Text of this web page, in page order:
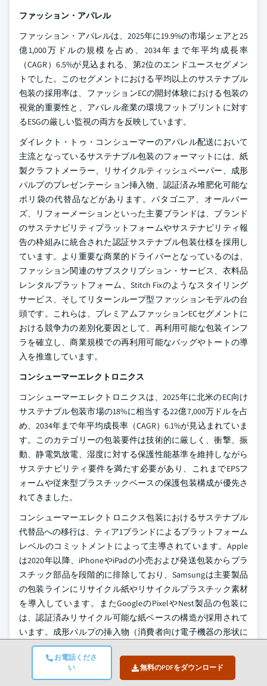
お電話くださ
い
無料のPDFをダウンロード
ファッション・アパレル
ファッション・アパレルは、2025年に19.9%の市場シェアと25
億1,000万ドルの規模を占め、2034年まで年平均成長率
（CAGR）6.5%が見込まれる、第2位のエンドユースセグメン
トでした。このセグメントにおける平均以上のサステナブル
包装の採用率は、ファッションECの開封体験における包装の
視覚的重要性と、アパレル産業の環境フットプリントに対す
るESGの厳しい監視の両方を反映しています。
ダイレクト・トゥ・コンシューマーのアパレル配送において
主流となっているサステナブル包装のフォーマットには、紙
製クラフトメーラー、リサイクルティッシュペーパー、成形
パルプのプレゼンテーション挿入物、認証済み堆肥化可能な
ポリ袋の代替品などがあります。パタゴニア、オールバー
ズ、リフォーメーションといった主要ブランドは、ブランド
のサステナビリティプラットフォームやサステナビリティ報
告の枠組みに統合された認証サステナブル包装仕様を採用し
ています。より重要な商業的ドライバーとなっているのは、
ファッション関連のサブスクリプション・サービス、衣料品
レンタルプラットフォーム、Stitch Fixのようなスタイリング
サービス、そしてリターンループ型ファッションモデルの台
頭です。これらは、プレミアムファッションECセグメントに
おける競争力の差別化要因として、再利用可能な包装インフ
ラを確立し、商業規模での再利用可能なバッグやトートの導
入を推進しています。
コンシューマーエレクトロニクス
コンシューマーエレクトロニクスは、2025年に北米のEC向け
サステナブル包装市場の18%に相当する22億7,000万ドルを占
め、2034年まで年平均成長率（CAGR）6.1%が見込まれていま
す。このカテゴリーの包装要件は技術的に厳しく、衝撃、振
動、静電気放電、湿度に対する保護性能基準を維持しながら
サステナビリティ要件を満たす必要があり、これまでEPSフ
ォームや従来型プラスチックベースの保護包装構成が優先さ
れてきました。
コンシューマーエレクトロニクス包装におけるサステナブル
代替品への移行は、ティア1ブランドによるプラットフォーム
レベルのコミットメントによって主導されています。Apple
は2020年以降、iPhoneやiPadの小売および発送包装からプラ
スチック部品を段階的に排除しており、Samsungは主要製品
の包装ラインにリサイクル紙やリサイクルプラスチック素材
を導入しています。またGoogleのPixelやNest製品の包装に
は、認証済みリサイクル可能な紙ベースの構造が採用されて
います。成形パルプの挿入物（消費者向け電子機器の形状に
精密に合わせたもの）、EPSブロックフォーム挿入物の代替
となるハニカム構造の紙製保護構造、リサイクル素材を使用
した段ボールの外装輸送用梱包が、このカテゴリーにおける